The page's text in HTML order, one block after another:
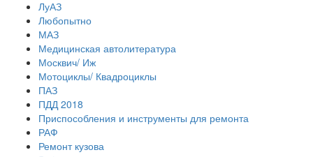
ЛуАЗ
Любопытно
МАЗ
Медицинская автолитература
Москвич/ Иж
Мотоциклы/ Квадроциклы
ПАЗ
ПДД 2018
Приспособления и инструменты для ремонта
РАФ
Ремонт кузова